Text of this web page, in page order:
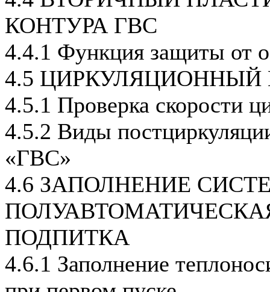
КОНТУРА ГВС
4.4.1 Функция защиты от
4.5 ЦИРКУЛЯЦИОННЫЙ
4.5.1 Проверка скорости
4.5.2 Виды
«ГВС»
4.6 ЗАПОЛНЕНИЕ
ПОДПИТКА
4.6.1 Заполнение